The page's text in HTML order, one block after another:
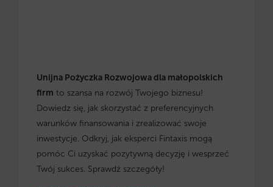
Unijna Pożyczka Rozwojowa dla małopolskich
firm to szansa na rozwój Twojego biznesu!
Dowiedz się, jak skorzystać z preferencyjnych
warunków finansowania i zrealizować swoje
inwestycje. Odkryj, jak eksperci Fintaxis mogą
pomóc Ci uzyskać pozytywną decyzję i wesprzeć
Twój sukces. Sprawdź szczegóły!